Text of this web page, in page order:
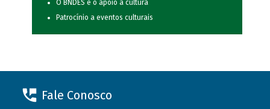
O BNDES e o apoio à cultura
Patrocínio a eventos culturais
Fale Conosco